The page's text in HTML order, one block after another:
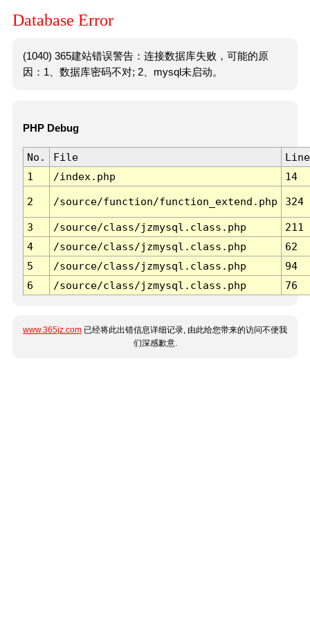
Database Error
(1040) 365建站错误警告：连接数据库失败，可能的原
因：1、数据库密码不对; 2、mysql未启动。
PHP Debug
No. File
Line
1
/index.php 14
2 /source/function/function_extend.php 324
3 /source/class/jzmysql.class.php
211
4
/source/class/jzmysql.class.php
62
5
/source/class/jzmysql.class.php
94
6
/source/class/jzmysql.class.php 76
www.365jz.com 已经将此出错信息详细记录, 由此给您带来的访问不便我
们深感歉意.